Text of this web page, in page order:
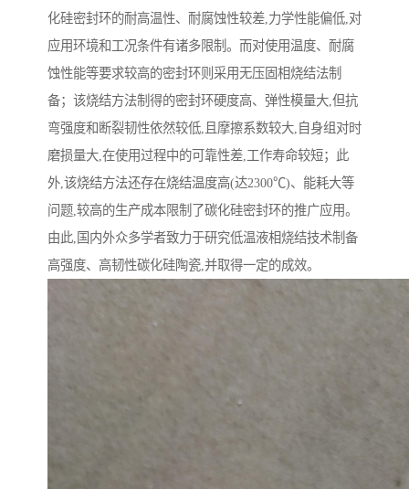
化硅密封环的耐高温性、耐腐蚀性较差,力学性能偏低,对
应用环境和工况条件有诸多限制。而对使用温度、耐腐
蚀性能等要求较高的密封环则采用无压固相烧结法制
备；该烧结方法制得的密封环硬度高、弹性模量大,但抗
弯强度和断裂韧性依然较低,且摩擦系数较大,自身组对时
磨损量大,在使用过程中的可靠性差,工作寿命较短；此
外,该烧结方法还存在烧结温度高(达2300℃)、能耗大等
问题,较高的生产成本限制了碳化硅密封环的推广应用。
由此,国内外众多学者致力于研究低温液相烧结技术制备
高强度、高韧性碳化硅陶瓷,并取得一定的成效。